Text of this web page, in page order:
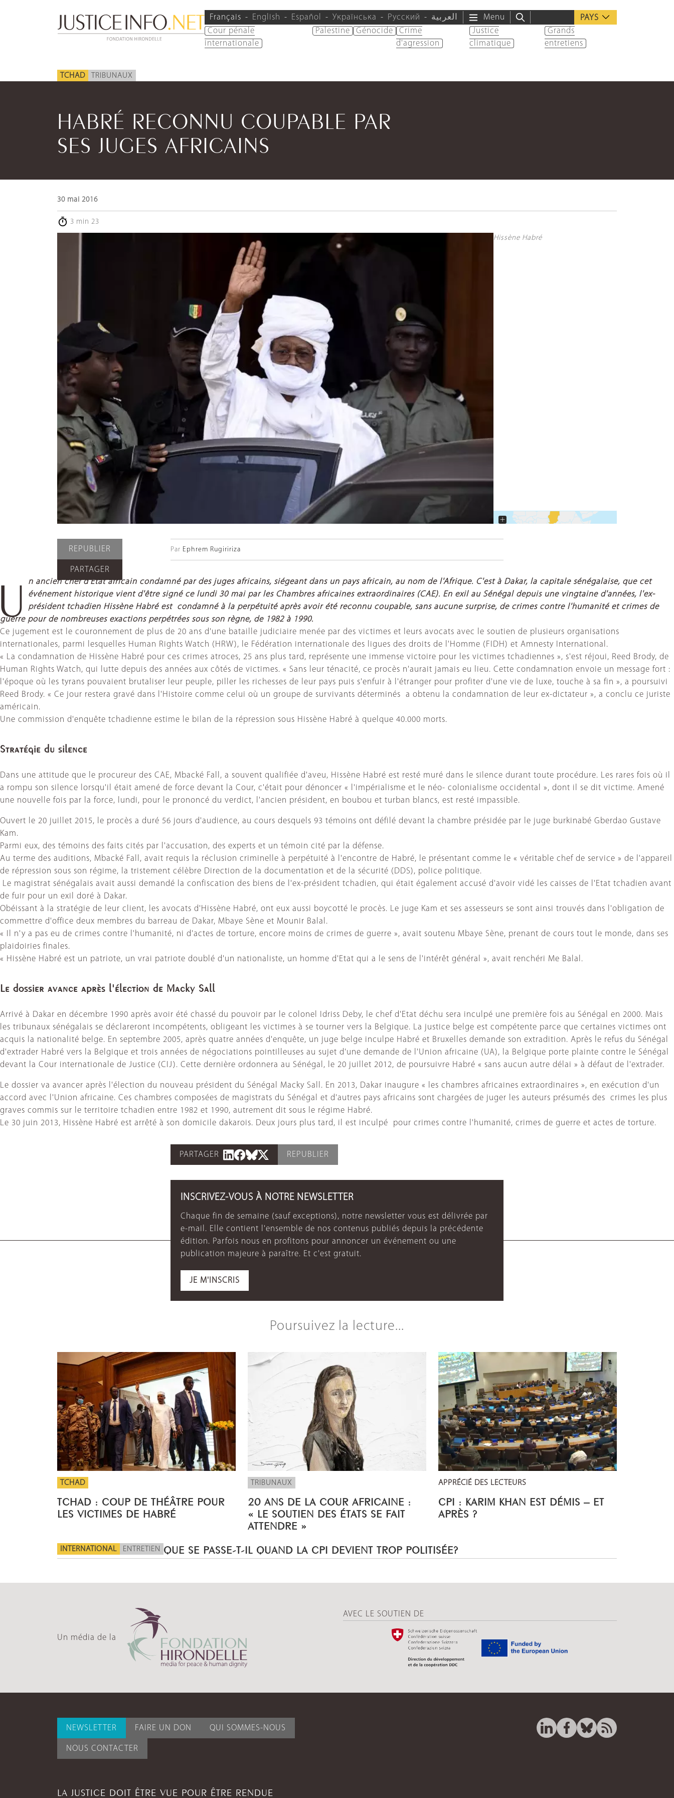
Français English Español Українська Русский العربية Menu
PAYS
Cour pénale
internationale
Palestine Génocide
Crime
d'agression
Justice
climatique
Grands
entretiens
TCHAD TRIBUNAUX
HABRÉ RECONNU COUPABLE PAR
SES JUGES AFRICAINS
30 mai 2016
3 min 23
Hissène Habré
+
REPUBLIER
PARTAGER
Par Ephrem Rugiririza
n ancien chef d'Etat africain condamné par des juges africains, siégeant dans un pays africain, au nom de l'Afrique. C'est à Dakar, la capitale sénégalaise, que cet
événement historique vient d'être signé ce lundi 30 mai par les Chambres africaines extraordinaires (CAE). En exil au Sénégal depuis une vingtaine d'années, l'ex-
président tchadien Hissène Habré est condamné à la perpétuité après avoir été reconnu coupable, sans aucune surprise, de crimes contre l'humanité et crimes de
guerre pour de nombreuses exactions perpétrées sous son règne, de 1982 à 1990.
Ce jugement est le couronnement de plus de 20 ans d'une bataille judiciaire menée par des victimes et leurs avocats avec le soutien de plusieurs organisations
internationales, parmi lesquelles Human Rights Watch (HRW), le Fédération internationale des ligues des droits de l'Homme (FIDH) et Amnesty International.
« La condamnation de Hissène Habré pour ces crimes atroces, 25 ans plus tard, représente une immense victoire pour les victimes tchadiennes », s'est réjoui, Reed Brody, de
Human Rights Watch, qui lutte depuis des années aux côtés de victimes. « Sans leur ténacité, ce procès n'aurait jamais eu lieu. Cette condamnation envoie un message fort :
l'époque où les tyrans pouvaient brutaliser leur peuple, piller les richesses de leur pays puis s'enfuir à l'étranger pour profiter d'une vie de luxe, touche à sa fin », a poursuivi
Reed Brody. « Ce jour restera gravé dans l'Histoire comme celui où un groupe de survivants déterminés a obtenu la condamnation de leur ex-dictateur », a conclu ce juriste
américain.
Une commission d'enquête tchadienne estime le bilan de la répression sous Hissène Habré à quelque 40.000 morts.
Stratégie du silence
Dans une attitude que le procureur des CAE, Mbacké Fall, a souvent qualifiée d'aveu, Hissène Habré est resté muré dans le silence durant toute procédure. Les rares fois où il
a rompu son silence lorsqu'il était amené de force devant la Cour, c'était pour dénoncer « l'impérialisme et le néo- colonialisme occidental », dont il se dit victime. Amené
une nouvelle fois par la force, lundi, pour le prononcé du verdict, l'ancien président, en boubou et turban blancs, est resté impassible.
Ouvert le 20 juillet 2015, le procès a duré 56 jours d'audience, au cours desquels 93 témoins ont défilé devant la chambre présidée par le juge burkinabé Gberdao Gustave
Kam.
Parmi eux, des témoins des faits cités par l'accusation, des experts et un témoin cité par la défense.
Au terme des auditions, Mbacké Fall, avait requis la réclusion criminelle à perpétuité à l'encontre de Habré, le présentant comme le « véritable chef de service » de l'appareil
de répression sous son régime, la tristement célèbre Direction de la documentation et de la sécurité (DDS), police politique.
Le magistrat sénégalais avait aussi demandé la confiscation des biens de l'ex-président tchadien, qui était également accusé d'avoir vidé les caisses de l'Etat tchadien avant
de fuir pour un exil doré à Dakar.
Obéissant à la stratégie de leur client, les avocats d'Hissène Habré, ont eux aussi boycotté le procès. Le juge Kam et ses assesseurs se sont ainsi trouvés dans l'obligation de
commettre d'office deux membres du barreau de Dakar, Mbaye Sène et Mounir Balal.
« Il n'y a pas eu de crimes contre l'humanité, ni d'actes de torture, encore moins de crimes de guerre », avait soutenu Mbaye Sène, prenant de cours tout le monde, dans ses
plaidoiries finales.
« Hissène Habré est un patriote, un vrai patriote doublé d'un nationaliste, un homme d'Etat qui a le sens de l'intérêt général », avait renchéri Me Balal.
Le dossier avance après l'élection de Macky Sall
Arrivé à Dakar en décembre 1990 après avoir été chassé du pouvoir par le colonel Idriss Deby, le chef d'Etat déchu sera inculpé une première fois au Sénégal en 2000. Mais
les tribunaux sénégalais se déclareront incompétents, obligeant les victimes à se tourner vers la Belgique. La justice belge est compétente parce que certaines victimes ont
acquis la nationalité belge. En septembre 2005, après quatre années d'enquête, un juge belge inculpe Habré et Bruxelles demande son extradition. Après le refus du Sénégal
d'extrader Habré vers la Belgique et trois années de négociations pointilleuses au sujet d'une demande de l'Union africaine (UA), la Belgique porte plainte contre le Sénégal
devant la Cour internationale de Justice (CIJ). Cette dernière ordonnera au Sénégal, le 20 juillet 2012, de poursuivre Habré « sans aucun autre délai » à défaut de l'extrader.
Le dossier va avancer après l'élection du nouveau président du Sénégal Macky Sall. En 2013, Dakar inaugure « les chambres africaines extraordinaires », en exécution d'un
accord avec l'Union africaine. Ces chambres composées de magistrats du Sénégal et d'autres pays africains sont chargées de juger les auteurs présumés des crimes les plus
graves commis sur le territoire tchadien entre 1982 et 1990, autrement dit sous le régime Habré.
Le 30 juin 2013, Hissène Habré est arrêté à son domicile dakarois. Deux jours plus tard, il est inculpé pour crimes contre l'humanité, crimes de guerre et actes de torture.
PARTAGER REPUBLIER
INSCRIVEZ-VOUS À NOTRE NEWSLETTER
Chaque fin de semaine (sauf exceptions), notre newsletter vous est délivrée par
e-mail. Elle contient l'ensemble de nos contenus publiés depuis la précédente
édition. Parfois nous en profitons pour annoncer un événement ou une
publication majeure à paraître. Et c'est gratuit.
JE M'INSCRIS
Poursuivez la lecture...
TCHAD
TCHAD : COUP DE THÉÂTRE POUR
LES VICTIMES DE HABRÉ
TRIBUNAUX
20 ANS DE LA COUR AFRICAINE :
« LE SOUTIEN DES ÉTATS SE FAIT
ATTENDRE »
APPRÉCIÉ DES LECTEURS
CPI : KARIM KHAN EST DÉMIS – ET
APRÈS ?
INTERNATIONAL ENTRETIEN QUE SE PASSE-T-IL QUAND LA CPI DEVIENT TROP POLITISÉE?
Un média de la
AVEC LE SOUTIEN DE
NEWSLETTER FAIRE UN DON QUI SOMMES-NOUS
NOUS CONTACTER
LA JUSTICE DOIT ÊTRE VUE POUR ÊTRE RENDUE